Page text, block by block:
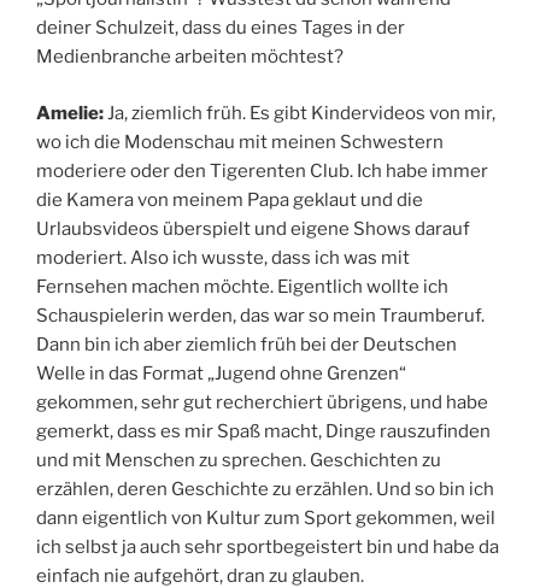
deiner Schulzeit, dass du eines Tages in der
Medienbranche arbeiten möchtest?
Amelie: Ja, ziemlich früh. Es gibt Kindervideos von mir,
wo ich die Modenschau mit meinen Schwestern
moderiere oder den Tigerenten Club. Ich habe immer
die Kamera von meinem Papa geklaut und die
Urlaubsvideos überspielt und eigene Shows darauf
moderiert. Also ich wusste, dass ich was mit
Fernsehen machen möchte. Eigentlich wollte ich
Schauspielerin werden, das war so mein Traumberuf.
Dann bin ich aber ziemlich früh bei der Deutschen
Welle in das Format „Jugend ohne Grenzen“
gekommen, sehr gut recherchiert übrigens, und habe
gemerkt, dass es mir Spaß macht, Dinge rauszufinden
und mit Menschen zu sprechen. Geschichten zu
erzählen, deren Geschichte zu erzählen. Und so bin ich
dann eigentlich von Kultur zum Sport gekommen, weil
ich selbst ja auch sehr sportbegeistert bin und habe da
einfach nie aufgehört, dran zu glauben.